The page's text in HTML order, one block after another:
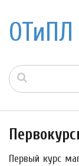
ОТиПЛ
Первый курс